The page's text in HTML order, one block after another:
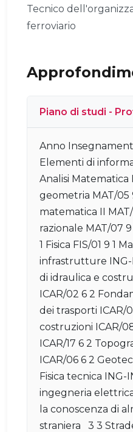
Tecnico
ferroviario
Piano di studi -
Anno
Elementi di
Analisi
geometria MAT/05
matematica II
razionale MAT/07
1 Fisica FIS/01 9 1
infrastrutture ING-
di idraulica e
ICAR/02 6 2
dei trasporti ICAR/
costruzioni ICAR/
ICAR/17 6 2
ICAR/06 6 2
Fisica tecnica ING-
ingegneria
la conoscenza di
straniera 3 3